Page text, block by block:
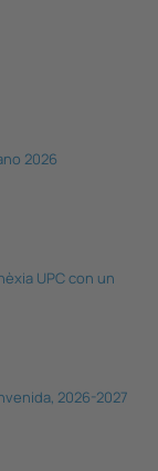
2026
UPC con un
2026-2027